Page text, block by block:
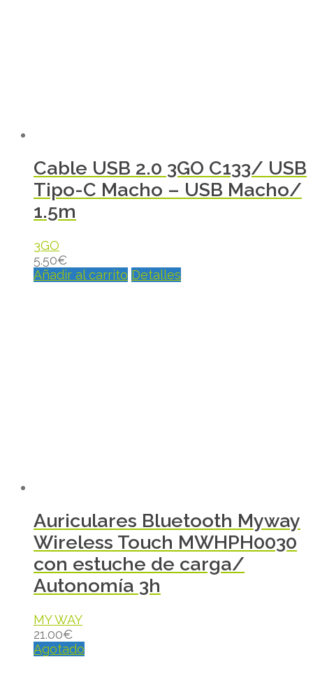
Cable USB 2.0 3GO C133/ USB
Tipo-C Macho – USB Macho/
1.5m
3GO
5.50€
Añadir al carrito Detalles
Auriculares Bluetooth Myway
Wireless Touch MWHPH0030
con estuche de carga/
Autonomía 3h
MY WAY
21.00€
Agotado